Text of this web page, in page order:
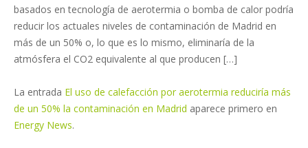
basados en tecnología de aerotermia o bomba de calor podría
reducir los actuales niveles de contaminación de Madrid en
más de un 50% o, lo que es lo mismo, eliminaría de la
atmósfera el CO2 equivalente al que producen […]
La entrada El uso de calefacción por aerotermia reduciría más
de un 50% la contaminación en Madrid aparece primero en
Energy News.